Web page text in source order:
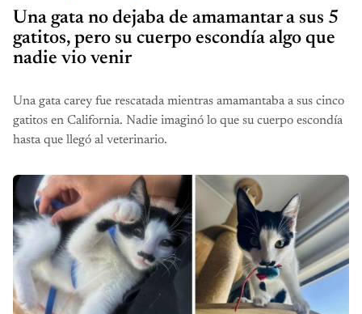
Una gata no dejaba de amamantar a sus 5
gatitos, pero su cuerpo escondía algo que
nadie vio venir
Una gata carey fue rescatada mientras amamantaba a sus cinco
gatitos en California. Nadie imaginó lo que su cuerpo escondía
hasta que llegó al veterinario.